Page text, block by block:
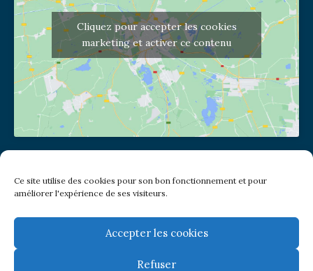
Ce site utilise des cookies pour son bon fonctionnement et pour
améliorer l'expérience de ses visiteurs.
Accepter les cookies
Refuser
Cliquez pour accepter les cookies
marketing et activer ce contenu
(pas de courrier à cette adresse)
Metro: Jules Joffrin ou Simplon
Bus : Mairie du XVIII